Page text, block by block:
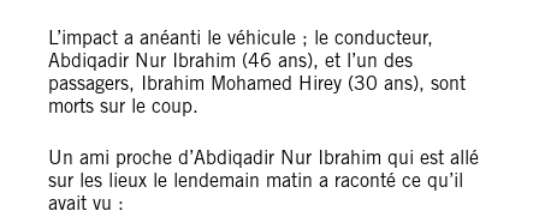
L’impact a anéanti le véhicule ; le conducteur,
Abdiqadir Nur Ibrahim (46 ans), et l’un des
passagers, Ibrahim Mohamed Hirey (30 ans), sont
morts sur le coup.
Un ami proche d’Abdiqadir Nur Ibrahim qui est allé
sur les lieux le lendemain matin a raconté ce qu’il
avait vu :